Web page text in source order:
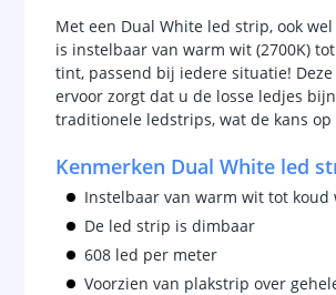
Met een Dual White led strip, ook
is instelbaar van warm wit (2700K)
tint, passend bij iedere situatie!
ervoor zorgt dat u de losse ledjes
traditionele ledstrips, wat de kans
Kenmerken Dual White led
Instelbaar van warm wit tot koud
De led strip is dimbaar
608 led per meter
Voorzien van plakstrip over